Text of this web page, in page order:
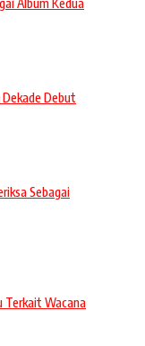
Album Kedua
Dekade Debut
Sebagai
Terkait Wacana